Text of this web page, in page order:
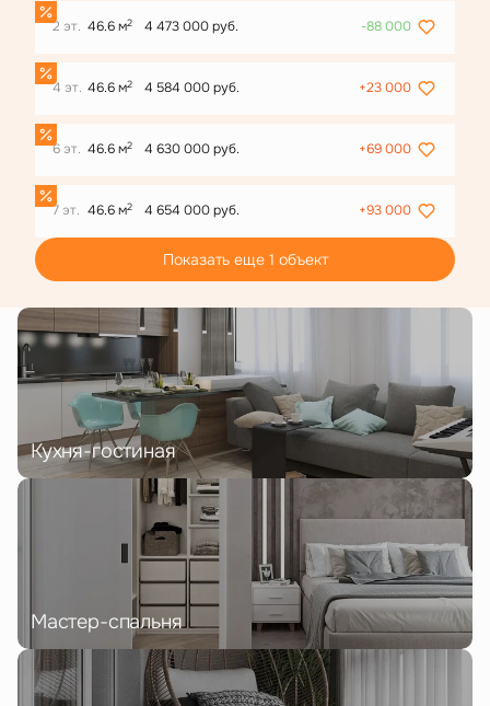
2 эт. 46.6 м2 4 473 000 руб. -88 000
4 эт. 46.6 м2 4 584 000 руб. +23 000
6 эт. 46.6 м2 4 630 000 руб. +69 000
7 эт. 46.6 м2 4 654 000 руб. +93 000
Показать еще 1 объект
Кухня-гостиная
Мастер-спальня